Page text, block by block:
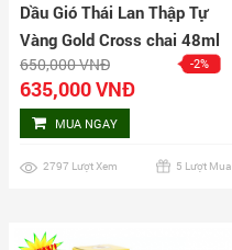
Dầu Gió Thái Lan Thập Tự
Vàng Gold Cross chai 48ml
650,000 VNĐ -2%
635,000 VNĐ
MUA NGAY
2797 Lượt Xem 5 Lượt Mua